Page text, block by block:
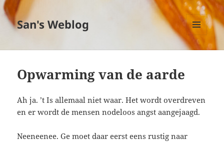
San's Weblog
MENU
EN
Opwarming van de aarde
Ah ja. ’t Is allemaal niet waar. Het wordt overdreven
en er wordt de mensen nodeloos angst aangejaagd.
Neeneenee. Ge moet daar eerst eens rustig naar